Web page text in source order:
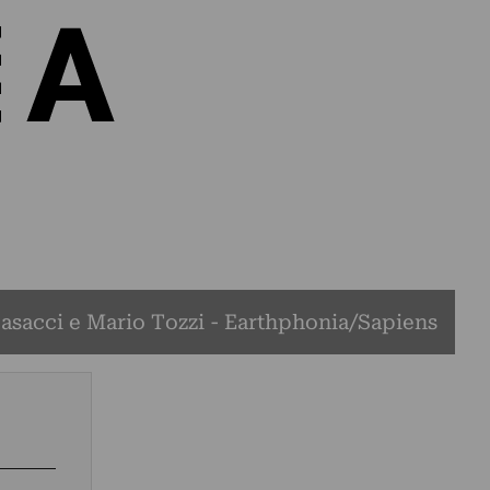
e Mario Tozzi - Earthphonia/Sapiens